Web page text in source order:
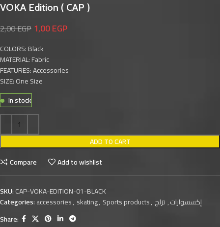
VOKA Edition ( CAP )
2,00EGP 1,00EGP
COLORS: Black
MATERIAL: Fabric
FEATURES: Accessories
SIZE: One Size
In stock
ADD TO CART
Compare
Add to wishlist
SKU:CAP-VOKA-EDITION-01-BLACK
Categories:accessories, skating, Sports products, إكسسوارات,تزلج
Share: